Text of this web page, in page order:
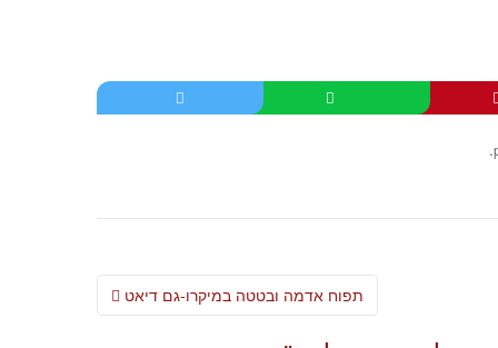
.
Post
תפוח אדמה ובטטה במיקרו-גם דיאט